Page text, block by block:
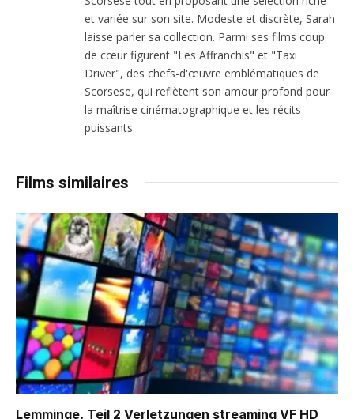
et variée sur son site. Modeste et discrète, Sarah
laisse parler sa collection. Parmi ses films coup
de cœur figurent "Les Affranchis" et "Taxi
Driver", des chefs-d'œuvre emblématiques de
Scorsese, qui reflètent son amour profond pour
la maîtrise cinématographique et les récits
puissants.
Films similaires
Lemminge, Teil 2 Verletzungen streaming VF HD